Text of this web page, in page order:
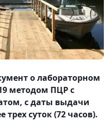
о лабораторном
методом ПЦР с
с даты выдачи
трех суток (72 часов).